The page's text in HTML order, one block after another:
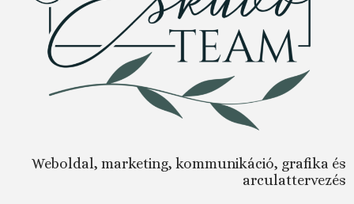
Weboldal, marketing, kommunikáció, grafika és
arculattervezés